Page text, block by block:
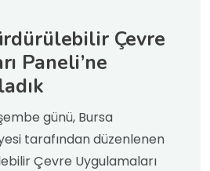
Çevre
Paneli’ne
günü, Bursa
tarafından düzenlenen
Çevre Uygulamaları